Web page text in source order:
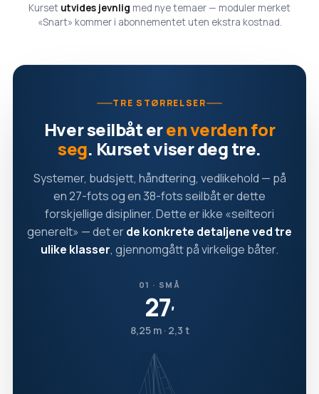
Kurset utvides jevnlig med nye temaer — moduler merket
«Snart» kommer i abonnementet uten ekstra kostnad.
TRE STØRRELSER
Hver seilbåt eren verden for
seg. Kurset viser deg tre.
Systemer, budsjett, håndtering, vedlikehold — på
en 27-fots og en 38-fots seilbåt er dette
forskjellige disipliner. Dette er ikke «seilteori
generelt» — det erde konkrete detaljene ved tre
ulike klasser, gjennomgått på virkelige båter.
01 · SMÅ
27′
8,25 m · 2,3 t